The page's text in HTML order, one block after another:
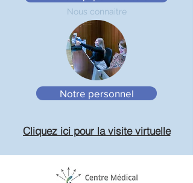
Nous connaitre
Notre personnel
Cliquez ici pour la visite virtuelle